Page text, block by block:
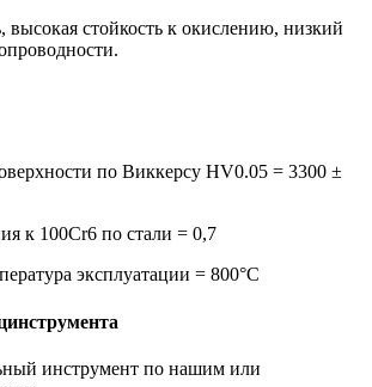
высокая стойкость к окислению, низкий
по Виккерсу HV0.05 = 3300 ±
к 100Cr6 по стали = 0,7
эксплуатации = 800°C
инструмент по нашим или